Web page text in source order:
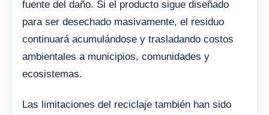
fuente del daño. Si el producto sigue diseñado
para ser desechado masivamente, el residuo
continuará acumulándose y trasladando costos
ambientales a municipios, comunidades y
ecosistemas.
Las limitaciones del reciclaje también han sido